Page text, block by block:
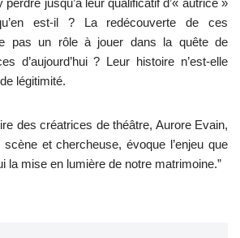
est-il ? La redécouverte de ces
pas un rôle à jouer dans la quête de
d’aujourd’hui ? Leur histoire n’est-elle
légitimité.
des créatrices de théâtre, Aurore Evain,
et chercheuse, évoque l’enjeu que
la mise en lumière de notre matrimoine.”